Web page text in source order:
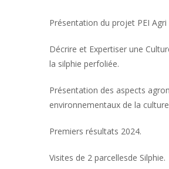
Présentation du projet PEI Agri
Décrire et Expertiser une
la silphie perfoliée.
Présentation des aspects
environnementaux de la
Premiers résultats 2024.
Visites de 2 parcellesde Silphie.